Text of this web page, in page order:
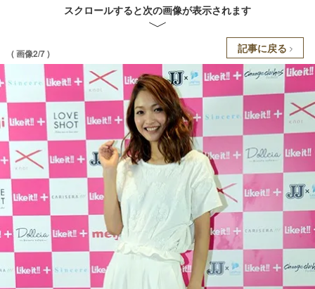
スクロールすると次の画像が表示されます
( 画像2/7 ) 記事に戻る